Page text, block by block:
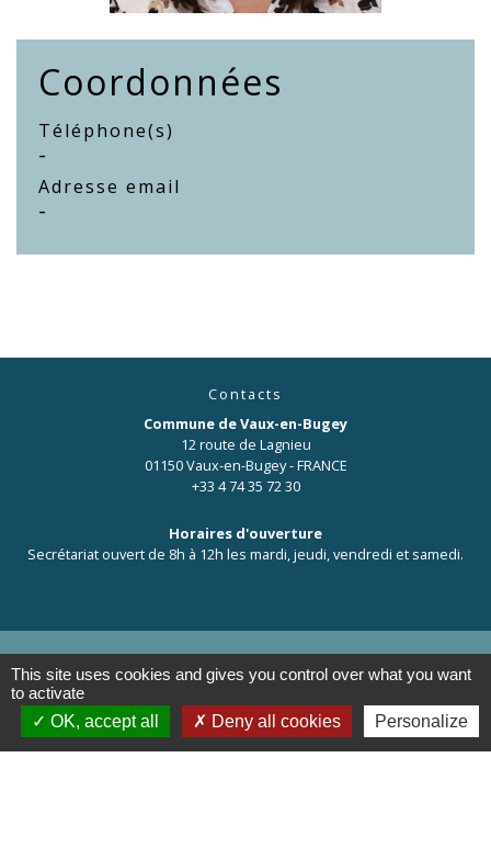
Coordonnées
Téléphone(s)
-
Adresse email
-
Contacts
Commune de Vaux-en-Bugey
12 route de Lagnieu
01150 Vaux-en-Bugey - FRANCE
+33 4 74 35 72 30
Horaires d'ouverture
Secrétariat ouvert de 8h à 12h les mardi, jeudi, vendredi et samedi.
Liens
This site uses cookies and gives you control over what you want
to activate
OK, accept all
Deny all cookies Personalize